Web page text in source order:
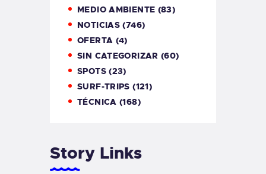
MEDIO AMBIENTE (83)
NOTICIAS (746)
OFERTA (4)
SIN CATEGORIZAR (60)
SPOTS(23)
SURF-TRIPS (121)
TÉCNICA (168)
Story Links